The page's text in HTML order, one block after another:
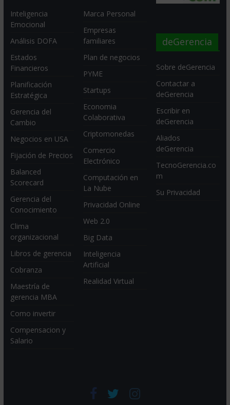
Inteligencia
Emocional
Análisis DOFA
Estados
Financieros
Planificación
Estratégica
Gerencia del
Cambio
Negocios en USA
Fijación de Precios
Balanced
Scorecard
Gerencia del
Conocimiento
Clima
organizacional
Libros de gerencia
Cobranza
Maestría de
gerencia MBA
Como invertir
Compensacion y
Salario
Marca Personal
Empresas
familiares
Plan de negocios
PYME
Startups
Economia
Colaborativa
Criptomonedas
Comercio
Electrónico
Computación en
La Nube
Privacidad Online
Web 2.0
Big Data
Inteligencia
Artificial
Realidad Virtual
deGerencia
Sobre deGerencia
Contactar a
deGerencia
Escribir en
deGerencia
Aliados
deGerencia
TecnoGerencia.co
m
Su Privacidad